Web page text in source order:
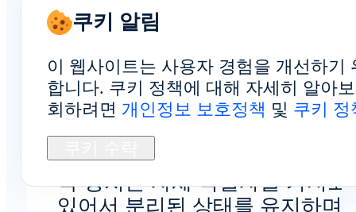
전반적인 경험
각 장치는 자체 식별자를 가지고
있어서 분리된 상태를 유지하며,
쿠키 알림
이 웹사이트는 사용자 경험을 개선하기
합니다. 쿠키 정책에 대해 자세히 알아
회하려면 개인정보 보호정책 및 쿠키 정